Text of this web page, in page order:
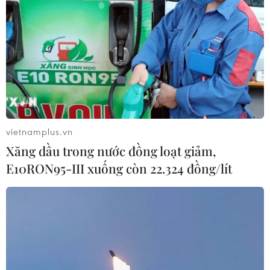
đã dừng hành động tấn
công đáp trả trong khu
vực sau khi Mỹ ngừng các
cuộc không kích nhằm vào
nước này trong 2 đêm vừa
qua.
NGHE
mạnh tại miền Bắc khi
nhiều hộ gia đình và
doanh nghiệp bắt đầu
bán phần điện dư thừa
lên lưới điện quốc gia.
NGHE
vietnamplus.vn
Xăng dầu trong nước đồng loạt giảm,
E10RON95-III xuống còn 22.324 đồng/lít